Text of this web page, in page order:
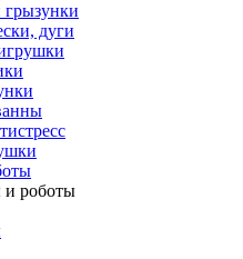
дуги
и роботы